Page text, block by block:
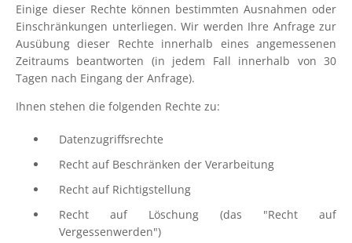
Einige dieser Rechte können bestimmten Ausnahmen oder
Einschränkungen unterliegen. Wir werden Ihre Anfrage zur
Ausübung dieser Rechte innerhalb eines angemessenen
Zeitraums beantworten (in jedem Fall innerhalb von 30
Tagen nach Eingang der Anfrage).
Ihnen stehen die folgenden Rechte zu:
Datenzugriffsrechte
Recht auf Beschränken der Verarbeitung
Recht auf Richtigstellung
Recht auf Löschung (das "Recht auf
Vergessenwerden")